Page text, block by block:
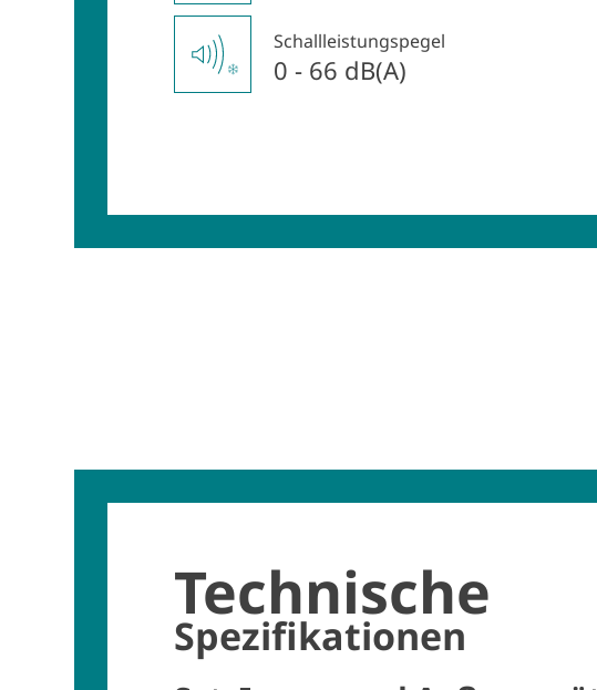
Schallleistungspegel
0 - 66 dB(A)
Technische
Spezifikationen